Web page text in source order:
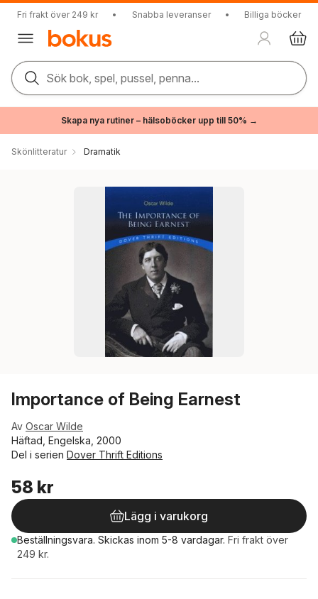
Fri frakt över 249 kr • Snabba leveranser • Billiga böcker
Sök bok, spel, pussel, penna...
Skapa nya rutiner – hälsoböcker upp till 50% →
Skönlitteratur Dramatik
Importance of Being Earnest
Av Oscar Wilde
Häftad, Engelska, 2000
Del i serien Dover Thrift Editions
58 kr
Lägg i varukorg
Beställningsvara. Skickas inom 5-8 vardagar. Fri frakt över
249 kr.